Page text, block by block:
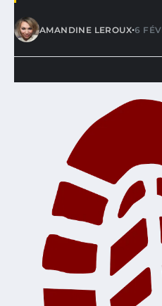
AMANDINE LEROUX•6